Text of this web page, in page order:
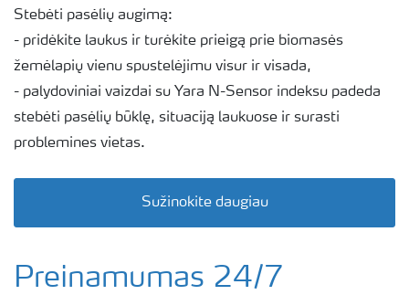
Stebėti pasėlių augimą:
- pridėkite laukus ir turėkite prieigą prie biomasės
žemėlapių vienu spustelėjimu visur ir visada,
- palydoviniai vaizdai su Yara N-Sensor indeksu padeda
stebėti pasėlių būklę, situaciją laukuose ir surasti
problemines vietas.
Sužinokite daugiau
Preinamumas 24/7